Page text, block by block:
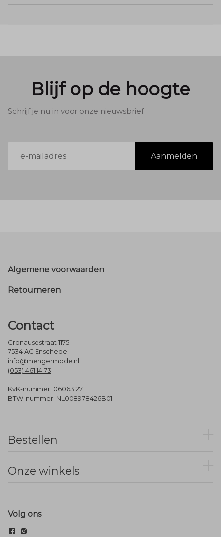
Blijf op de hoogte
Schrijf je nu in voor onze nieuwsbrief
mailadres
Aanmelden
Footer
Algemene voorwaarden
Retourneren
Contact
Gronausestraat 1175
7534 AG Enschede
info@mengermode.nl
(053) 461 14 73
KvK-nummer: 06063127
BTW-nummer: NL008978426B01
Bestellen
Onze winkels
Volg ons